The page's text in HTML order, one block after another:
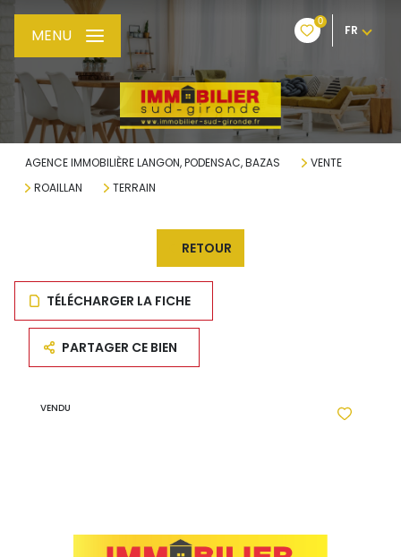
0
FR
MENU
AGENCE IMMOBILIÈRE LANGON, PODENSAC, BAZAS
VENTE
ROAILLAN
TERRAIN
RETOUR
TÉLÉCHARGER LA FICHE
PARTAGER CE BIEN
VENDU